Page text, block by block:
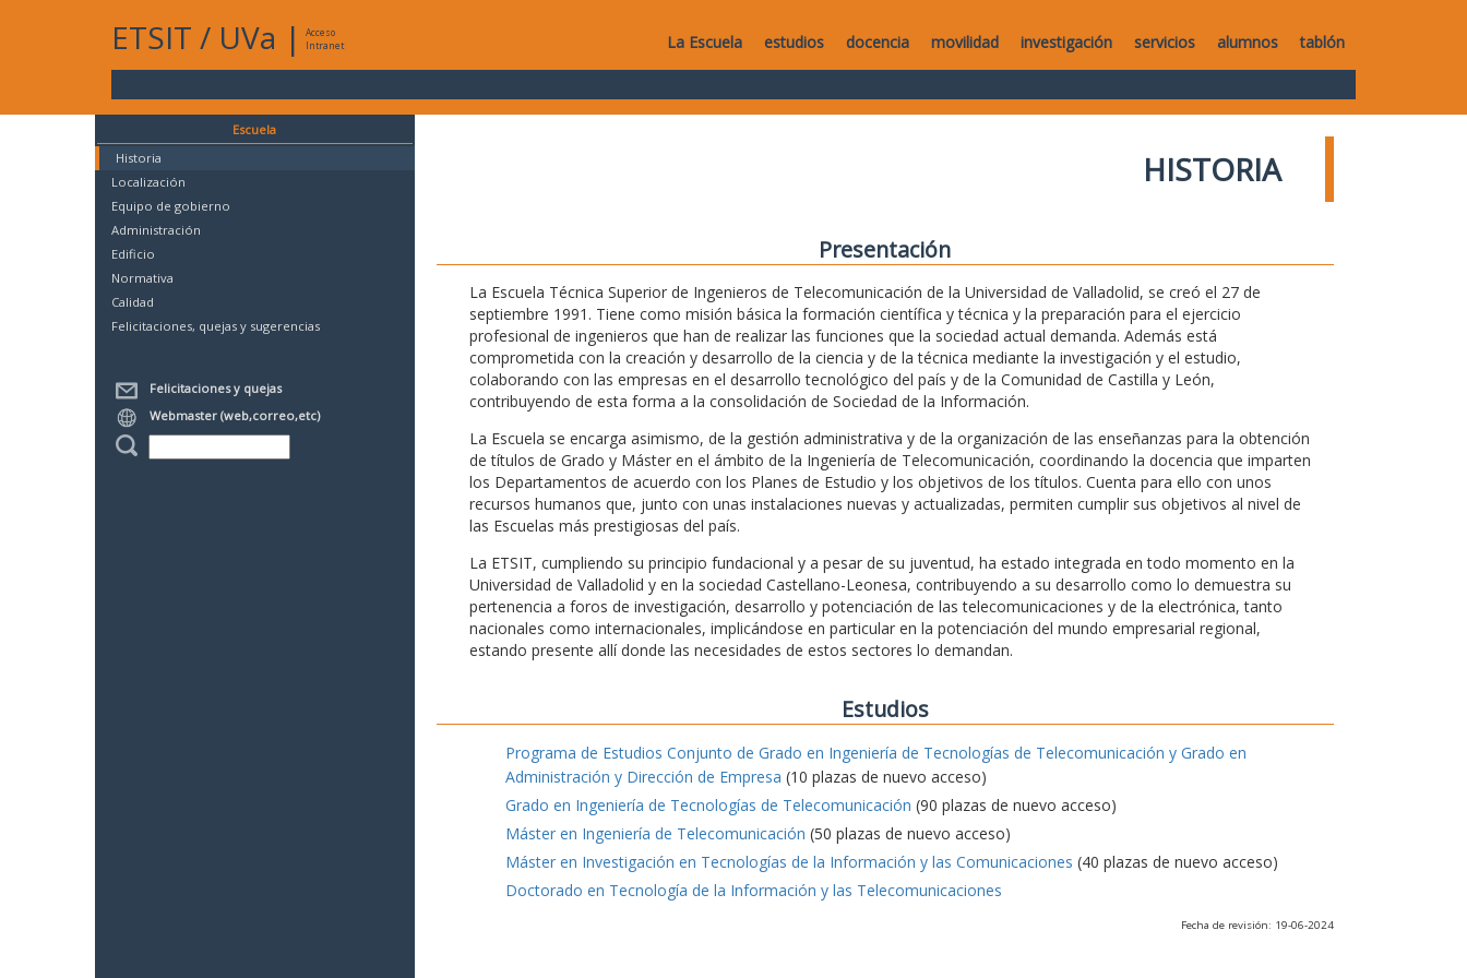
ETSIT / UVa |
Acceso
Intranet
La Escuela estudios docencia movilidad investigación servicios alumnos tablón
Escuela
Historia
Localización
Equipo de gobierno
Administración
Edificio
Normativa
Calidad
Felicitaciones, quejas y sugerencias
Felicitaciones y quejas
Webmaster (web,correo,etc)
HISTORIA
Presentación
La Escuela Técnica Superior de Ingenieros de Telecomunicación de la Universidad de Valladolid, se creó el 27 de
septiembre 1991. Tiene como misión básica la formación científica y técnica y la preparación para el ejercicio
profesional de ingenieros que han de realizar las funciones que la sociedad actual demanda. Además está
comprometida con la creación y desarrollo de la ciencia y de la técnica mediante la investigación y el estudio,
colaborando con las empresas en el desarrollo tecnológico del país y de la Comunidad de Castilla y León,
contribuyendo de esta forma a la consolidación de Sociedad de la Información.
La Escuela se encarga asimismo, de la gestión administrativa y de la organización de las enseñanzas para la obtención
de títulos de Grado y Máster en el ámbito de la Ingeniería de Telecomunicación, coordinando la docencia que imparten
los Departamentos de acuerdo con los Planes de Estudio y los objetivos de los títulos. Cuenta para ello con unos
recursos humanos que, junto con unas instalaciones nuevas y actualizadas, permiten cumplir sus objetivos al nivel de
las Escuelas más prestigiosas del país.
La ETSIT, cumpliendo su principio fundacional y a pesar de su juventud, ha estado integrada en todo momento en la
Universidad de Valladolid y en la sociedad Castellano-Leonesa, contribuyendo a su desarrollo como lo demuestra su
pertenencia a foros de investigación, desarrollo y potenciación de las telecomunicaciones y de la electrónica, tanto
nacionales como internacionales, implicándose en particular en la potenciación del mundo empresarial regional,
estando presente allí donde las necesidades de estos sectores lo demandan.
Estudios
Programa de Estudios Conjunto de Grado en Ingeniería de Tecnologías de Telecomunicación y Grado en
Administración y Dirección de Empresa (10 plazas de nuevo acceso)
Grado en Ingeniería de Tecnologías de Telecomunicación (90 plazas de nuevo acceso)
Máster en Ingeniería de Telecomunicación (50 plazas de nuevo acceso)
Máster en Investigación en Tecnologías de la Información y las Comunicaciones (40 plazas de nuevo acceso)
Doctorado en Tecnología de la Información y las Telecomunicaciones
Fecha de revisión: 19-06-2024